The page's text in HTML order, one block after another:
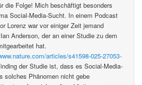
die Folge! Mich beschäftigt besonders
Social-Media-Sucht. In einem Podcast
Lorenz war vor einiger Zeit jemand
Anderson, der an einer Studie zu dem
hat.
articles/s41598-025-27053-
der Studie ist, dass es Social-Media-
solches Phänomen nicht gebe